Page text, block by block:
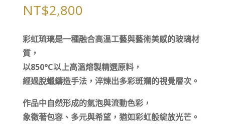
NT$2,800
彩虹琉璃是一種融合高溫工藝與藝術美感的玻璃材
質，
以850°C以上高溫熔製精選原料，
經過脫蠟鑄造手法，淬煉出多彩斑斕的視覺層次。
作品中自然形成的氣泡與流動色彩，
象徵著包容、多元與希望，猶如彩虹般綻放光芒。